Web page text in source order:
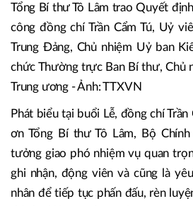
Tổng Bí thư Tô Lâm trao Quyết
công đồng chí Trần Cẩm Tú, Uỷ
Trung Đảng, Chủ nhiệm Uỷ ban
chức Thường trực Ban Bí thư, Chủ
Trung ương - Ảnh: TTXVN
Phát biểu tại buổi Lễ, đồng chí Trần
ơn Tổng Bí thư Tô Lâm, Bộ
tưởng giao phó nhiệm vụ quan
ghi nhận, động viên và cũng là
nhân để tiếp tục phấn đấu, rèn